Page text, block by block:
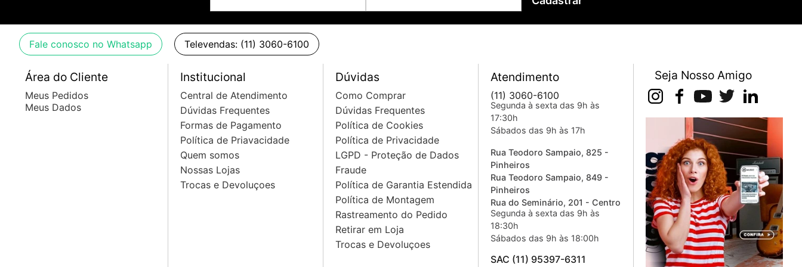
- Tipo de filtro cruzado Linkwitz-Riley, 24 dB / oitava, variável de estado
- Chave de corte baixo: Ativa o filtro passa-alta de 40 Hz Butterworth, 12 dB / oitava, uma chave por canal.
- Chave de inversão de fase: Inverte a fase na saída, uma chave por saída.
- Chave x1/x10: Multiplica a faixa de frequência de cruzamento baixo-alto (mono: baixo/médio e alto/médio) das marcações do painel frontal por um fator de 1 ou 10, um
Fale conosco no Whatsapp Televendas: (11) 3060-6100
Área do Cliente
Meus Pedidos
Meus Dados
Institucional
Central de Atendimento
Dúvidas Frequentes
Formas de Pagamento
Política de Priavacidade
Quem somos
Nossas Lojas
Trocas e Devoluçoes
Dúvidas
Como Comprar
Dúvidas Frequentes
Política de Cookies
Política de Privacidade
LGPD - Proteção de Dados
Fraude
Política de Garantia Estendida
Política de Montagem
Rastreamento do Pedido
Retirar em Loja
Trocas e Devoluçoes
Atendimento
(11) 3060-6100
Segunda à sexta das 9h às
17:30h
Sábados das 9h às 17h
Rua Teodoro Sampaio, 825 -
Pinheiros
Rua Teodoro Sampaio, 849 -
Pinheiros
Rua do Seminário, 201 - Centro
Segunda à sexta das 9h às
18:30h
Sábados das 9h às 18:00h
SAC (11) 95397-6311
Seja Nosso Amigo